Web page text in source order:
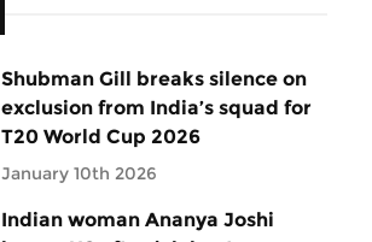
Shubman Gill breaks silence on
exclusion from India’s squad for
T20 World Cup 2026
January 10th 2026
Indian woman Ananya Joshi